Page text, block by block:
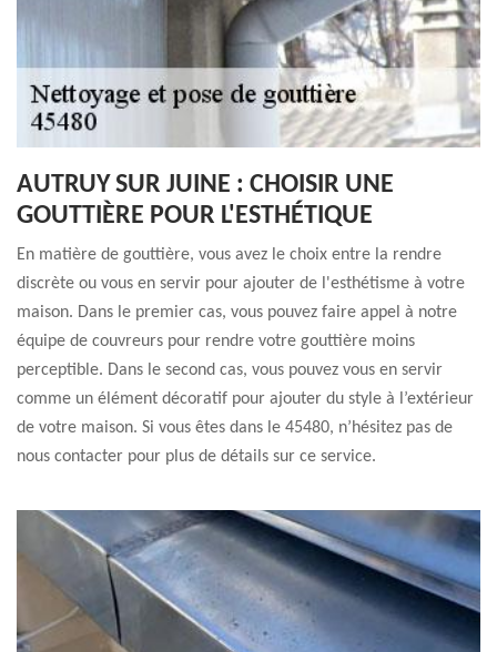
AUTRUY SUR JUINE : CHOISIR UNE
GOUTTIÈRE POUR L'ESTHÉTIQUE
En matière de gouttière, vous avez le choix entre la rendre
discrète ou vous en servir pour ajouter de l'esthétisme à votre
maison. Dans le premier cas, vous pouvez faire appel à notre
équipe de couvreurs pour rendre votre gouttière moins
perceptible. Dans le second cas, vous pouvez vous en servir
comme un élément décoratif pour ajouter du style à l’extérieur
de votre maison. Si vous êtes dans le 45480, n’hésitez pas de
nous contacter pour plus de détails sur ce service.